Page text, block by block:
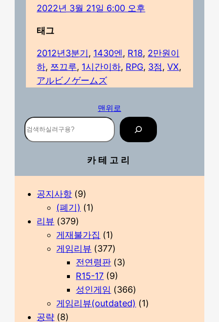
2022년 3월 21일 6:00 오후
태그
2012년3분기, 1430엔, R18, 2만원이
하, 쯔끄루, 1시간이하, RPG, 3점, VX
アルビノゲームズ
맨위로
카테고리
공지사항 (9)
(폐기) (1)
리뷰 (379)
게재불가집 (1)
게임리뷰 (377)
전연령판 (3)
R15-17 (9)
성인게임 (366)
게임리뷰(outdated) (1)
공략 (8)